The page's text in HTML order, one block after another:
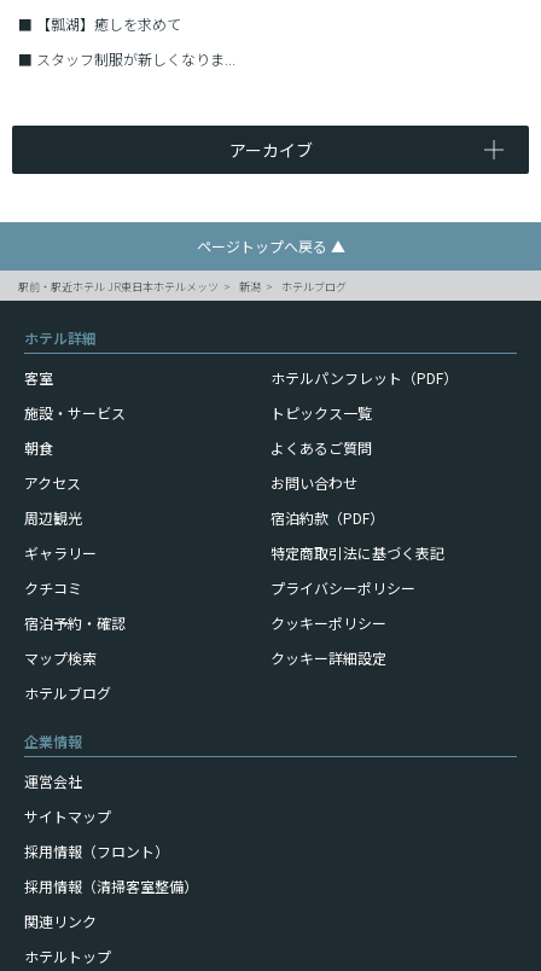
■
【瓢湖】癒しを求めて
■ スタッフ制服が新しくなりま...
アーカイブ
ページトップへ戻る ▲
駅前・駅近ホテル JR東日本ホテルメッツ 新潟 ホテルブログ
ホテル詳細
客室
施設・サービス
朝食
アクセス
周辺観光
ギャラリー
クチコミ
宿泊予約・確認
マップ検索
ホテルブログ
ホテルパンフレット（PDF）
トピックス一覧
よくあるご質問
お問い合わせ
宿泊約款（PDF）
特定商取引法に基づく表記
プライバシーポリシー
クッキーポリシー
クッキー詳細設定
企業情報
運営会社
サイトマップ
採用情報（フロント）
採用情報（清掃客室整備）
関連リンク
ホテルトップ